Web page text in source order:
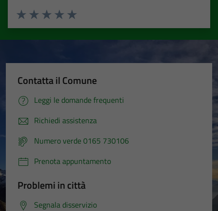
Valuta 5 stelle su 5
Valuta 4 stelle su 5
Valuta 3 stelle su 5
Valuta 2 stelle su 5
Valuta 1 stelle su 5
Contatta il Comune
Leggi le domande frequenti
Richiedi assistenza
Numero verde 0165 730106
Prenota appuntamento
Problemi in città
Segnala disservizio